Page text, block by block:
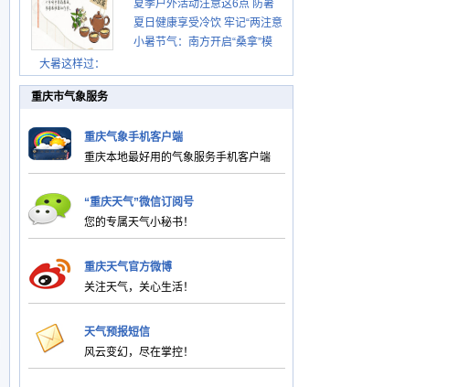
大暑这样过：
贴士
夏季户外活动注意这6点 防暑
健身两不误
夏日健康享受冷饮 牢记“两注意
一控制”
小暑节气：南方开启“桑拿”模
重庆市气象服务
重庆气象手机客户端
重庆本地最好用的气象服务手机客户端
“重庆天气”微信订阅号
您的专属天气小秘书！
重庆天气官方微博
关注天气，关心生活！
天气预报短信
风云变幻，尽在掌控！